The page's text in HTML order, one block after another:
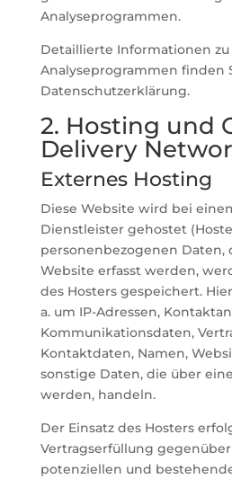
Analyseprogrammen.
Detaillierte Informationen zu
Analyseprogrammen finden
Datenschutzerklärung.
2. Hosting und
Delivery
Externes Hosting
Diese Website wird bei
Dienstleister gehostet
personenbezogenen Daten,
Website erfasst werden,
des Hosters gespeichert.
a. um IP-Adressen,
Kommunikationsdaten,
Kontaktdaten, Namen,
sonstige Daten, die über
werden, handeln.
Der Einsatz des Hosters
Vertragserfüllung
potenziellen und